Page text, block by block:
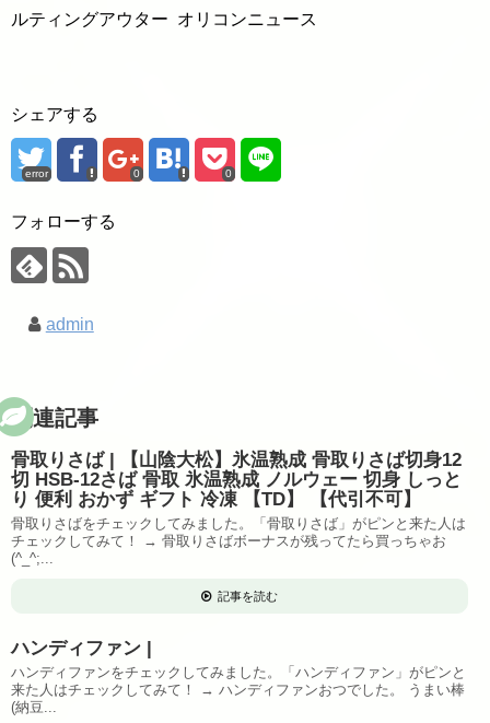
ルティングアウター オリコンニュース
シェアする
error 0 0
フォローする
admin
関連記事
骨取りさば | 【山陰大松】氷温熟成 骨取りさば切身12
切 HSB-12さば 骨取 氷温熟成 ノルウェー 切身 しっと
り 便利 おかず ギフト 冷凍 【TD】 【代引不可】
骨取りさばをチェックしてみました。「骨取りさば」がピンと来た人は
チェックしてみて！ → 骨取りさばボーナスが残ってたら買っちゃお
(^_^;...
記事を読む
ハンディファン |
ハンディファンをチェックしてみました。「ハンディファン」がピンと
来た人はチェックしてみて！ → ハンディファンおつでした。 うまい棒
(納豆...